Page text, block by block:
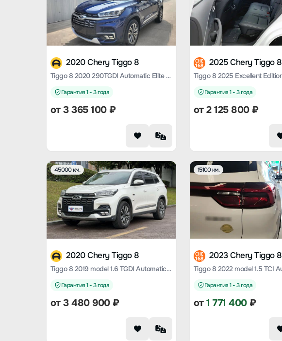
2020 Chery Tiggo 8
Tiggo 8 2020 290TGDI Automatic Elite Edition
Гарантия 1 - 3 года
от3 365 100₽
CHE
168 2025 Chery Tiggo 8
Гарантия 1 - 3 года
от2 125 800₽
45000 км.
2020 Chery Tiggo 8
Tiggo 8 2019 model 1.6 TGDI Automatic Elite Edition
Гарантия 1 - 3 года
от3 480 900₽
15100 км.
CHE
168 2023 Chery Tiggo 8
Гарантия 1 - 3 года
от1 771 400₽